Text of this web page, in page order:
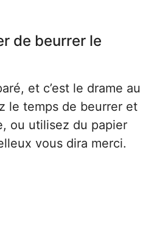
de beurrer le
et c’est le drame au
le temps de beurrer et
ou utilisez du papier
vous dira merci.